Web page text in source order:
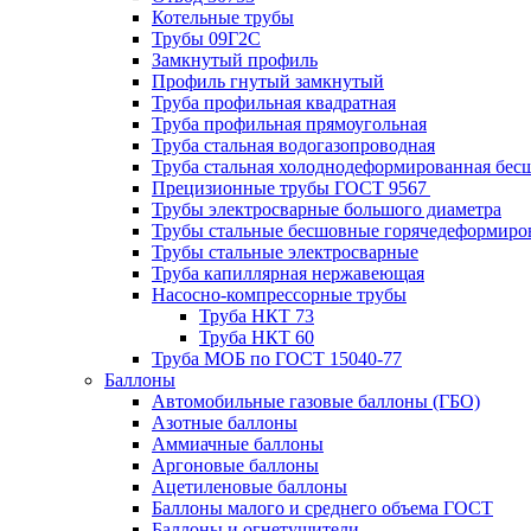
Котельные трубы
Трубы 09Г2С
Замкнутый профиль
Профиль гнутый замкнутый
Труба профильная квадратная
Труба профильная прямоугольная
Труба стальная водогазопроводная
Труба стальная холоднодеформированная
Прецизионные трубы ГОСТ 9567
Трубы электросварные большого диаметра
Трубы стальные бесшовные
Трубы стальные электросварные
Труба капиллярная нержавеющая
Насосно-компрессорные трубы
Труба НКТ 73
Труба НКТ 60
Труба МОБ по ГОСТ 15040-77
Баллоны
Автомобильные газовые баллоны (ГБО)
Азотные баллоны
Аммиачные баллоны
Аргоновые баллоны
Ацетиленовые баллоны
Баллоны малого и среднего объема ГОСТ